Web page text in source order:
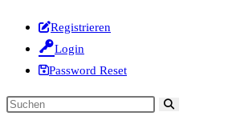
Registrieren
Login
Password Reset
Diese